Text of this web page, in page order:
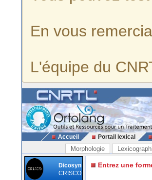
En vous
L'équipe du
Accueil Portail lexical
Morphologie
Dicosyn
CRISCO
Entrez une